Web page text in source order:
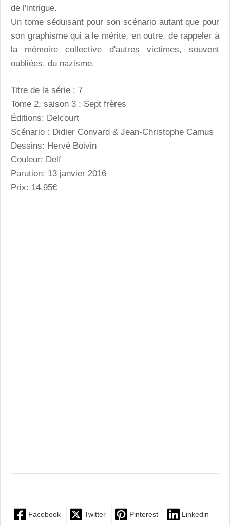
de l'intrigue.
Un tome séduisant pour son scénario autant que pour
son graphisme qui a le mérite, en outre, de rappeler à
la mémoire collective d'autres victimes, souvent
oubliées, du nazisme.
Titre de la série : 7
Tome 2, saison 3 : Sept frères
Éditions: Delcourt
Scénario : Didier Convard & Jean-Christophe Camus
Dessins: Hervé Boivin
Couleur: Delf
Parution: 13 janvier 2016
Prix: 14,95€
Facebook Twitter Pinterest Linkedin